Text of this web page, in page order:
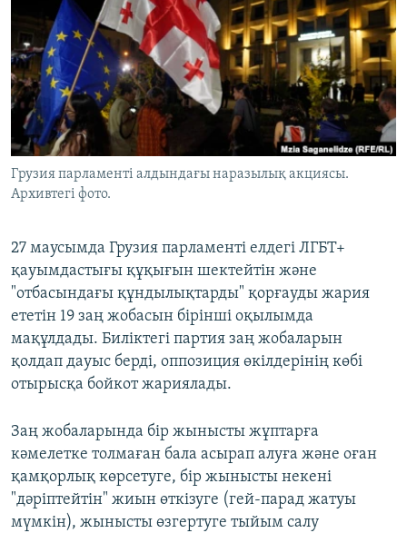
ЖАЗЫЛЫҢЫЗ
Басқа тілдерде
Грузия парламенті алдындағы наразылық акциясы.
Архивтегі фото.
27 маусымда Грузия парламенті елдегі ЛГБТ+
қауымдастығы құқығын шектейтін және
"отбасындағы құндылықтарды" қорғауды жария
ететін 19 заң жобасын бірінші оқылымда
мақұлдады. Биліктегі партия заң жобаларын
қолдап дауыс берді, оппозиция өкілдерінің көбі
отырысқа бойкот жариялады.
Заң жобаларында бір жынысты жұптарға
кәмелетке толмаған бала асырап алуға және оған
қамқорлық көрсетуге, бір жынысты некені
"дәріптейтін" жиын өткізуге (гей-парад жатуы
мүмкін), жынысты өзгертуге тыйым салу